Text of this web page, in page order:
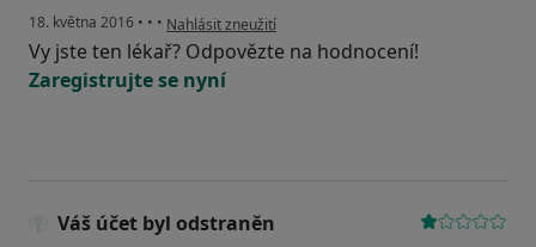
18. května 2016 • • • podle názoru uživatele Váš účet byl odstraněn
Nahlásit zneužití
Vy jste ten lékař? Odpovězte na hodnocení!
Zaregistrujte se nyní
Váš účet byl odstraněn